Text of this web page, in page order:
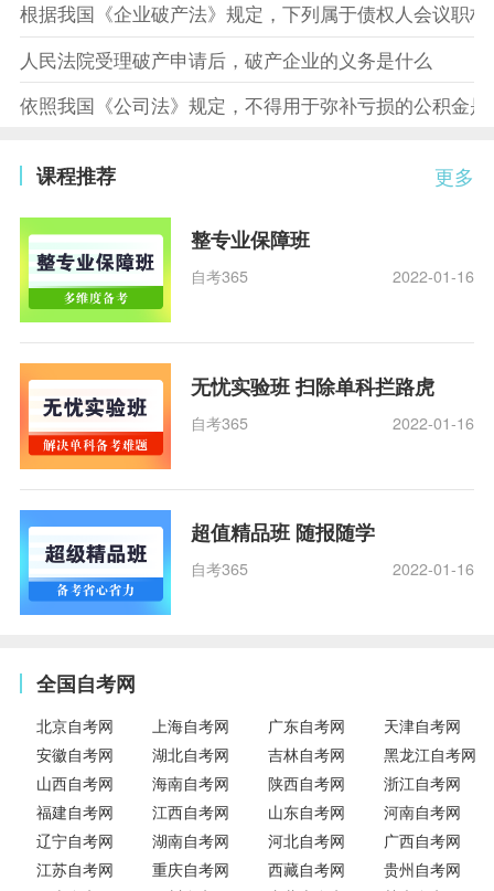
根据我国《企业破产法》规定，下列属于债权人会议职
人民法院受理破产申请后，破产企业的义务是什么
依照我国《公司法》规定，不得用于弥补亏损的公积金是
更多
课程推荐
整专业保障班
自考365 2022-01-16
无忧实验班 扫除单科拦路虎
自考365 2022-01-16
超值精品班 随报随学
自考365 2022-01-16
全国自考网
北京自考网 上海自考网 广东自考网
天津自考网
安徽自考网
湖北自考网 吉林自考网
黑龙江自考网
山西自考网
海南自考网 陕西自考网
浙江自考网
福建自考网
江西自考网 山东自考网
河南自考网
辽宁自考网
湖南自考网 河北自考网
广西自考网
江苏自考网
重庆自考网 西藏自考网
贵州自考网